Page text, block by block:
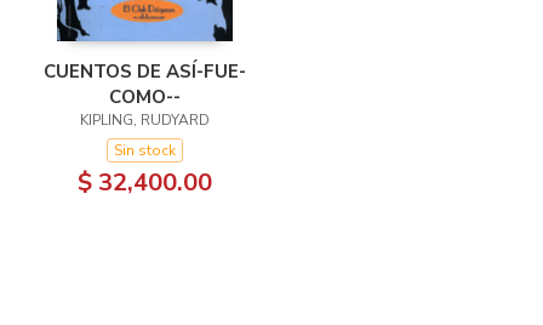
CUENTOS DE ASÍ-FUE-
COMO--
KIPLING, RUDYARD
Sin stock
$ 32,400.00